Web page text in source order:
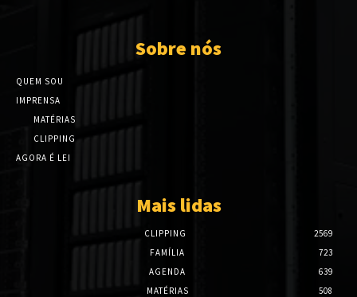
Sobre nós
QUEM SOU
IMPRENSA
MATÉRIAS
CLIPPING
AGORA É LEI
Mais lidas
CLIPPING
2569
FAMÍLIA
723
AGENDA
639
MATÉRIAS
508